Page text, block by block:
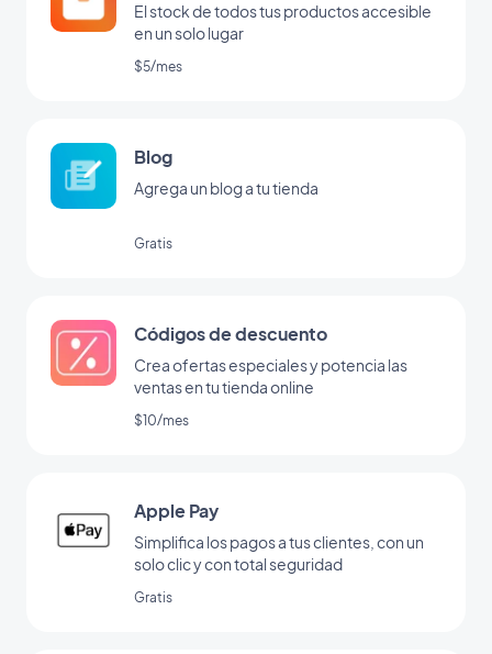
El stock de todos tus productos accesible
en un solo lugar
$5/mes
Blog
Agrega un blog a tu tienda
Gratis
Códigos de descuento
Crea ofertas especiales y potencia las
ventas en tu tienda online
$10/mes
Apple Pay
Simplifica los pagos a tus clientes, con un
solo clic y con total seguridad
Gratis